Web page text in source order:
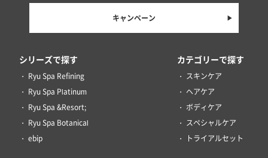
キャンペーン
シリーズで探す
Ryu Spa Refining
Ryu Spa Platinum
Ryu Spa &Resort;
Ryu Spa Botanical
ebip
カテゴリーで探す
スキンケア
ヘアケア
ボディケア
スペシャルケア
トライアルセット